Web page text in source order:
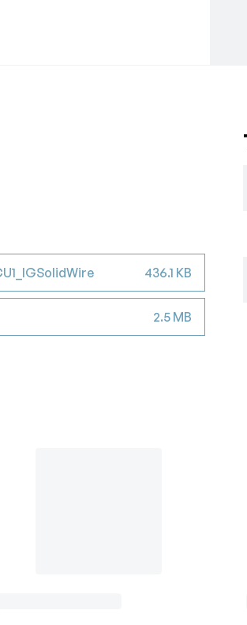
436.1 KB
2.5 MB